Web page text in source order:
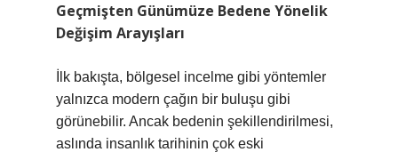
Geçmişten Günümüze Bedene Yönelik
Değişim Arayışları
İlk bakışta, bölgesel incelme gibi yöntemler
yalnızca modern çağın bir buluşu gibi
görünebilir. Ancak bedenin şekillendirilmesi,
aslında insanlık tarihinin çok eski